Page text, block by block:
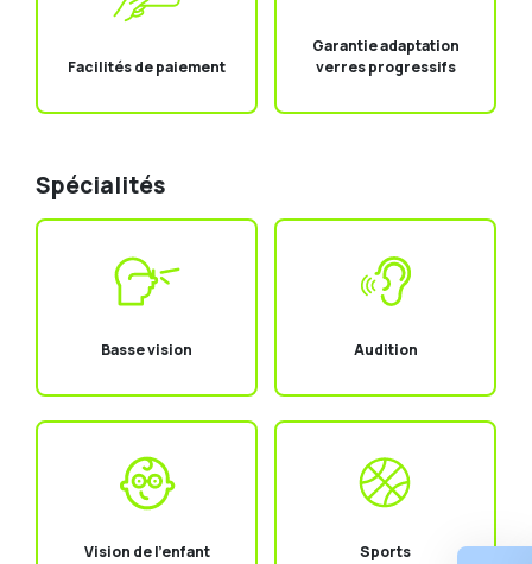
Facilités de paiement
Garantie adaptation
verres progressifs
Spécialités
Basse vision Audition
Vision de l'enfant Sports